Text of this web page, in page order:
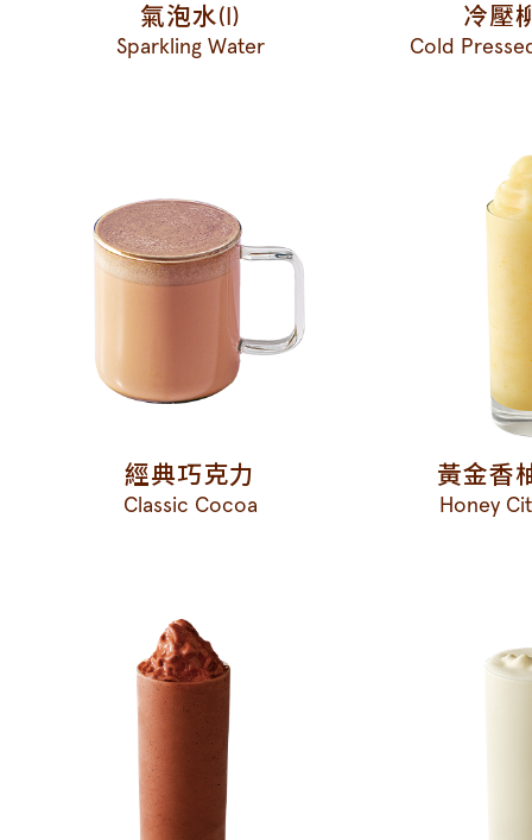
氣泡水(I)
Sparkling Water
冷壓
Cold
經典巧克力
Classic Cocoa
黃金香
Honey